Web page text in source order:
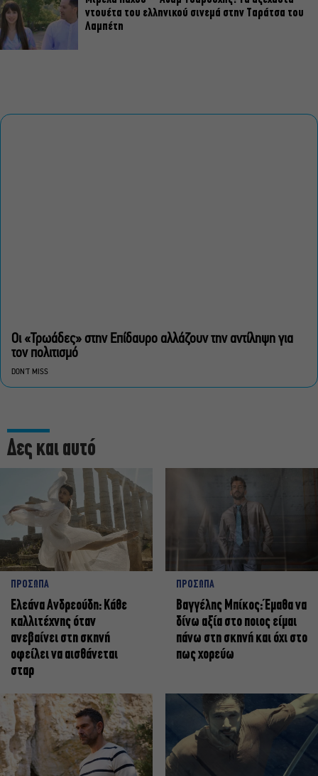
ντουέτα του ελληνικού σινεμά στην Ταράτσα του
Λαμπέτη
Οι «Τρωάδες» στην Επίδαυρο αλλάζουν την αντίληψη για
τον πολιτισμό
DON'T MISS
Δες και αυτό
ΠΡΟΣΩΠΑ
Ελεάνα Ανδρεούδη: Κάθε
καλλιτέχνης όταν
ανεβαίνει στη σκηνή
οφείλει να αισθάνεται
σταρ
ΠΡΟΣΩΠΑ
Βαγγέλης Μπίκος: Έμαθα να
δίνω αξία στο ποιος είμαι
πάνω στη σκηνή και όχι στο
πως χορεύω